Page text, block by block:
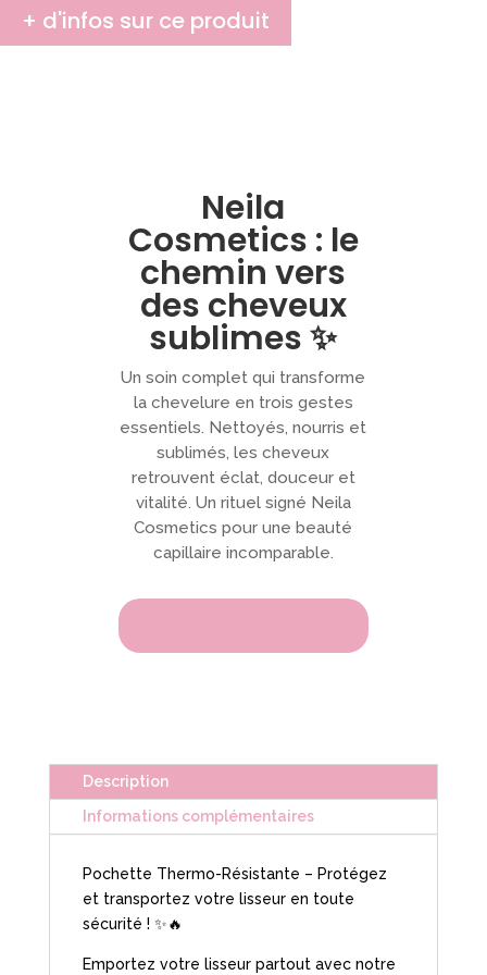
Résistante
+ d'infos sur ce produit
Neila
Cosmetics : le
chemin vers
des cheveux
sublimes ✨
Un soin complet qui transforme
la chevelure en trois gestes
essentiels. Nettoyés, nourris et
sublimés, les cheveux
retrouvent éclat, douceur et
vitalité. Un rituel signé Neila
Cosmetics pour une beauté
capillaire incomparable.
Description
Informations complémentaires
Pochette Thermo-Résistante – Protégez
et transportez votre lisseur en toute
sécurité ! ✨🔥
Emportez votre lisseur partout avec notre